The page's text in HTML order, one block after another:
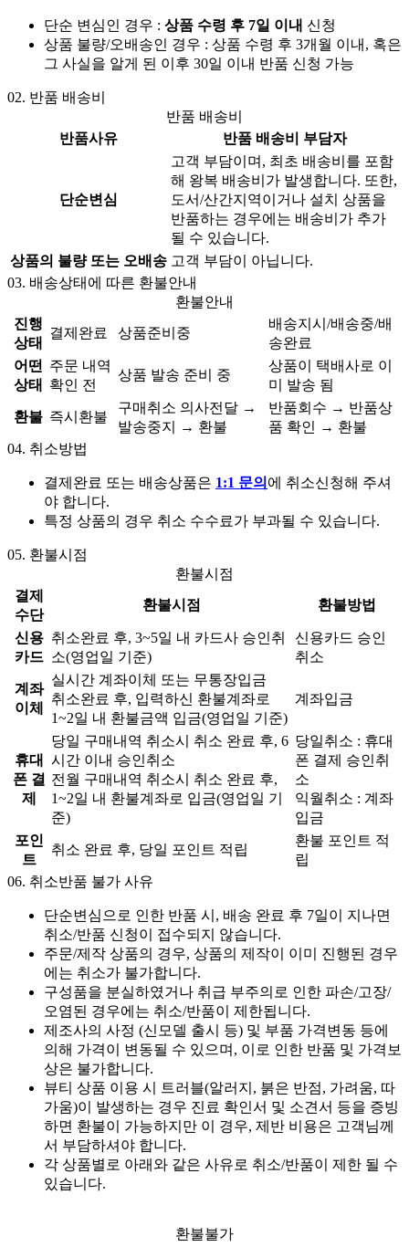
단순 변심인 경우 : 상품 수령 후 7일 이내 신청
상품 불량/오배송인 경우 : 상품 수령 후 3개월 이내, 혹은
그 사실을 알게 된 이후 30일 이내 반품 신청 가능
02. 반품 배송비
반품 배송비
반품사유
반품 배송비 부담자
단순변심
고객 부담이며, 최초 배송비를 포함
해 왕복 배송비가 발생합니다. 또한,
도서/산간지역이거나 설치 상품을
반품하는 경우에는 배송비가 추가
될 수 있습니다.
상품의 불량 또는 오배송 고객 부담이 아닙니다.
03. 배송상태에 따른 환불안내
환불안내
진행
상태
결제완료 상품준비중
배송지시/배송중/배
송완료
어떤
상태
주문 내역
확인 전
상품 발송 준비 중
상품이 택배사로 이
미 발송 됨
환불 즉시환불
구매취소 의사전달 →
발송중지 → 환불
반품회수 → 반품상
품 확인 → 환불
04. 취소방법
결제완료 또는 배송상품은 1:1 문의 에 취소신청해 주셔
야 합니다.
특정 상품의 경우 취소 수수료가 부과될 수 있습니다.
05. 환불시점
환불시점
결제
수단
환불시점 환불방법
신용
카드
취소완료 후, 3~5일 내 카드사 승인취
소(영업일 기준)
신용카드 승인
취소
계좌
이체
실시간 계좌이체 또는 무통장입금
취소완료 후, 입력하신 환불계좌로
1~2일 내 환불금액 입금(영업일 기준)
계좌입금
휴대
폰 결
제
당일 구매내역 취소시 취소 완료 후, 6
시간 이내 승인취소
전월 구매내역 취소시 취소 완료 후,
1~2일 내 환불계좌로 입금(영업일 기
준)
당일취소 : 휴대
폰 결제 승인취
소
익월취소 : 계좌
입금
포인
트
취소 완료 후, 당일 포인트 적립
환불 포인트 적
립
06. 취소반품 불가 사유
단순변심으로 인한 반품 시, 배송 완료 후 7일이 지나면
취소/반품 신청이 접수되지 않습니다.
주문/제작 상품의 경우, 상품의 제작이 이미 진행된 경우
에는 취소가 불가합니다.
구성품을 분실하였거나 취급 부주의로 인한 파손/고장/
오염된 경우에는 취소/반품이 제한됩니다.
제조사의 사정 (신모델 출시 등) 및 부품 가격변동 등에
의해 가격이 변동될 수 있으며, 이로 인한 반품 및 가격보
상은 불가합니다.
뷰티 상품 이용 시 트러블(알러지, 붉은 반점, 가려움, 따
가움)이 발생하는 경우 진료 확인서 및 소견서 등을 증빙
하면 환불이 가능하지만 이 경우, 제반 비용은 고객님께
서 부담하셔야 합니다.
각 상품별로 아래와 같은 사유로 취소/반품이 제한 될 수
있습니다.
환불불가